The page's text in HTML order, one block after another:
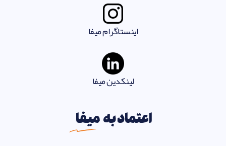
اینستاگرام میفا
لینکدین میفا
اعتماد بهمیفا